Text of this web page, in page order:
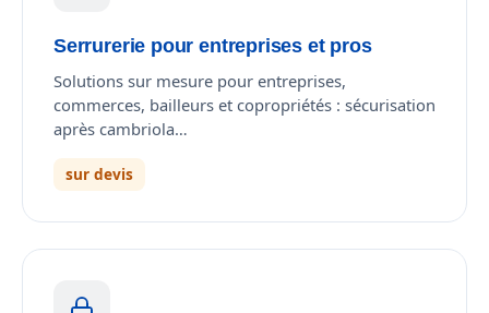
Serrurerie pour entreprises et pros
Solutions sur mesure pour entreprises,
commerces, bailleurs et copropriétés : sécurisation
après cambriola…
sur devis